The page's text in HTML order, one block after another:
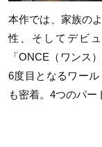
本作では、家族の
性、そしてデビ
「ONCE（ワンス
6度目となるワー
も密着。4つのパー